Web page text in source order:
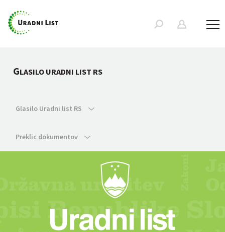
GLASILO URADNI LIST RS
Glasilo Uradni list RS
Preklic dokumentov